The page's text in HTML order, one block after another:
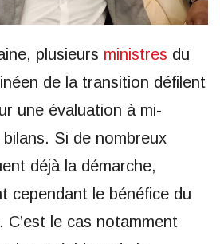
plusieurs ministres du
de la transition défilent
une évaluation à mi-
Si de nombreux
déjà la démarche,
cependant le bénéfice du
C’est le cas notamment